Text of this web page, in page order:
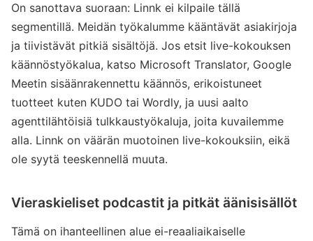
On sanottava suoraan: Linnk ei kilpaile tällä
segmentillä. Meidän työkalumme kääntävät asiakirjoja
ja tiivistävät pitkiä sisältöjä. Jos etsit live-kokouksen
käännöstyökalua, katso Microsoft Translator, Google
Meetin sisäänrakennettu käännös, erikoistuneet
tuotteet kuten KUDO tai Wordly, ja uusi aalto
agenttilähtöisiä tulkkaustyökaluja, joita kuvailemme
alla. Linnk on väärän muotoinen live-kokouksiin, eikä
ole syytä teeskennellä muuta.
Vieraskieliset podcastit ja pitkät äänisisällöt
Tämä on ihanteellinen alue ei-reaaliaikaiselle